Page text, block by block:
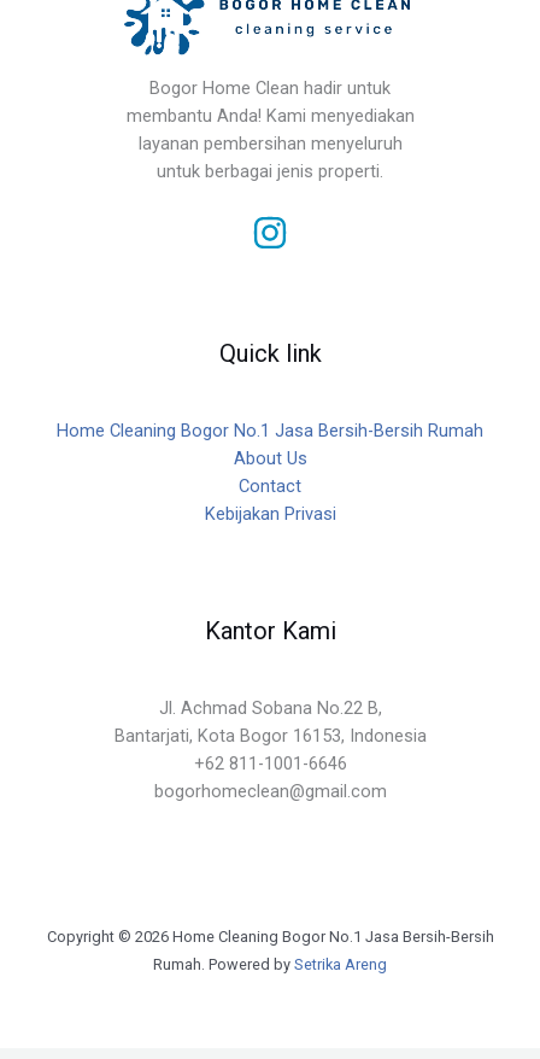
Bogor Home Clean hadir untuk
membantu Anda! Kami menyediakan
layanan pembersihan menyeluruh
untuk berbagai jenis properti.
Quick link
Home Cleaning Bogor No.1 Jasa Bersih-Bersih Rumah
About Us
Contact
Kebijakan Privasi
Kantor Kami
Jl. Achmad Sobana No.22 B,
Bantarjati, Kota Bogor 16153, Indonesia
+62 811-1001-6646
bogorhomeclean@gmail.com
Copyright © 2026 Home Cleaning Bogor No.1 Jasa Bersih-Bersih
Rumah. Powered by Setrika Areng